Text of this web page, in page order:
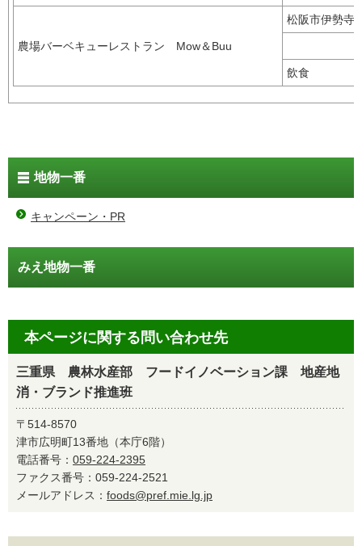
農場バーベキューレストラン Mow＆Buu
松阪市伊勢
飲食
地物一番
キャンペーン・PR
みえ地物一番
本ページに関する問い合わせ先
三重県 農林水産部 フードイノベーション課 地産地
消・ブランド推進班
〒514-8570
津市広明町13番地（本庁6階）
電話番号： 059-224-2395
ファクス番号：059-224-2521
メールアドレス： foods@pref.mie.lg.jp